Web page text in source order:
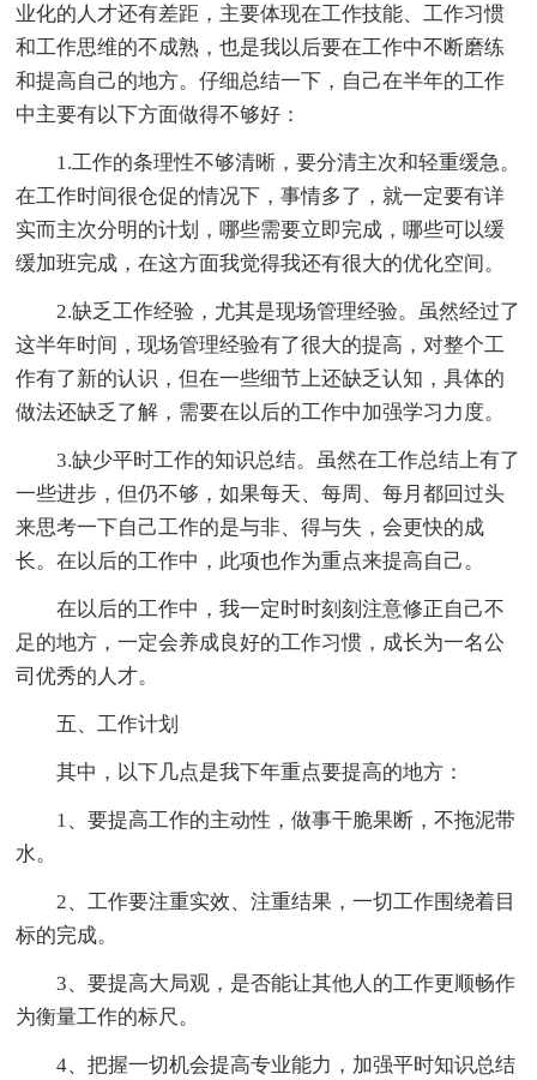
业化的人才还有差距，主要体现在工作技能、工作习惯
和工作思维的不成熟，也是我以后要在工作中不断磨练
和提高自己的地方。仔细总结一下，自己在半年的工作
中主要有以下方面做得不够好：
1.工作的条理性不够清晰，要分清主次和轻重缓急。
在工作时间很仓促的情况下，事情多了，就一定要有详
实而主次分明的计划，哪些需要立即完成，哪些可以缓
缓加班完成，在这方面我觉得我还有很大的优化空间。
2.缺乏工作经验，尤其是现场管理经验。虽然经过了
这半年时间，现场管理经验有了很大的提高，对整个工
作有了新的认识，但在一些细节上还缺乏认知，具体的
做法还缺乏了解，需要在以后的工作中加强学习力度。
3.缺少平时工作的知识总结。虽然在工作总结上有了
一些进步，但仍不够，如果每天、每周、每月都回过头
来思考一下自己工作的是与非、得与失，会更快的成
长。在以后的工作中，此项也作为重点来提高自己。
在以后的工作中，我一定时时刻刻注意修正自己不
足的地方，一定会养成良好的工作习惯，成长为一名公
司优秀的人才。
五、工作计划
其中，以下几点是我下年重点要提高的地方：
1、要提高工作的主动性，做事干脆果断，不拖泥带
水。
2、工作要注重实效、注重结果，一切工作围绕着目
标的完成。
3、要提高大局观，是否能让其他人的工作更顺畅作
为衡量工作的标尺。
4、把握一切机会提高专业能力，加强平时知识总结